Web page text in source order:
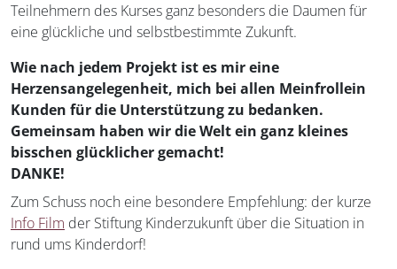
Teilnehmern des Kurses ganz besonders die Daumen für
eine glückliche und selbstbestimmte Zukunft.
Wie nach jedem Projekt ist es mir eine
Herzensangelegenheit, mich bei allen Meinfrollein
Kunden für die Unterstützung zu bedanken.
Gemeinsam haben wir die Welt ein ganz kleines
bisschen glücklicher gemacht!
DANKE!
Zum Schuss noch eine besondere Empfehlung: der kurze
Info Film der Stiftung Kinderzukunft über die Situation in
rund ums Kinderdorf!